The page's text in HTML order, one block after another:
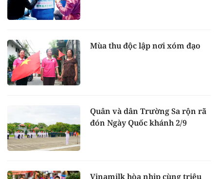
Mùa thu độc lập nơi xóm đạo
Quân và dân Trường Sa rộn rã
đón Ngày Quốc khánh 2/9
Vinamilk hòa nhịp cùng triệu